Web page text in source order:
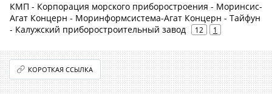
КМП - Корпорация морского приборостроения - Моринсис-
Агат Концерн - Моринформсистема-Агат Концерн - Тайфун
- Калужский приборостроительный завод
12 1
КОРОТКАЯ ССЫЛКА